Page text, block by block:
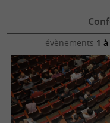
évènements 1